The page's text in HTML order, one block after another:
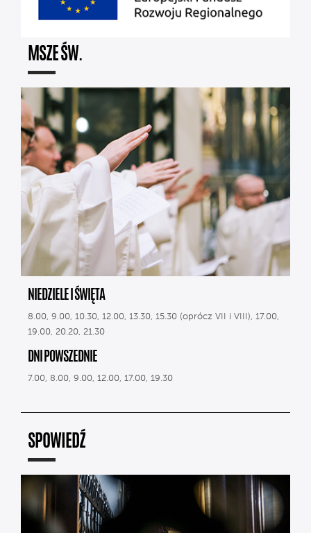
MSZE ŚW.
NIEDZIELE I ŚWIĘTA
8.00, 9.00, 10.30, 12.00, 13.30, 15.30 (oprócz VII i VIII), 17.00,
19.00, 20.20, 21.30
DNI POWSZEDNIE
7.00, 8.00, 9.00, 12.00, 17.00, 19.30
SPOWIEDŹ